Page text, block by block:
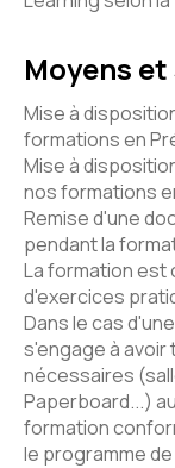
Moyens
Mise à
formations en
Mise à
nos formations
Remise d'une
pendant la
La formation
d'exercices
Dans le cas
s'engage à
nécessaires
Paperboard...)
formation
le programme